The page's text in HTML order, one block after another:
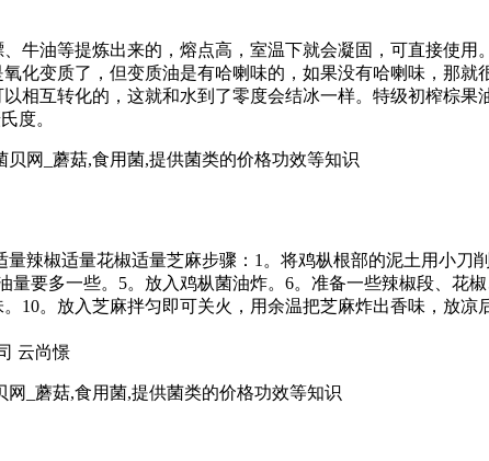
牛油等提炼出来的，熔点高，室温下就会凝固，可直接使
化变质了，但变质油是有哈喇味的，如果没有哈喇味，那就
相互转化的，这就和水到了零度会结冰一样。特级初榨棕
度。
贝网_蘑菇,食用菌,提供菌类的价格功效等知识
量辣椒适量花椒适量芝麻步骤：1。将鸡枞根部的泥土用小
量要多一些。5。放入鸡枞菌油炸。6。准备一些辣椒段、花
10。放入芝麻拌匀即可关火，用余温把芝麻炸出香味，放
云尚憬
网_蘑菇,食用菌,提供菌类的价格功效等知识